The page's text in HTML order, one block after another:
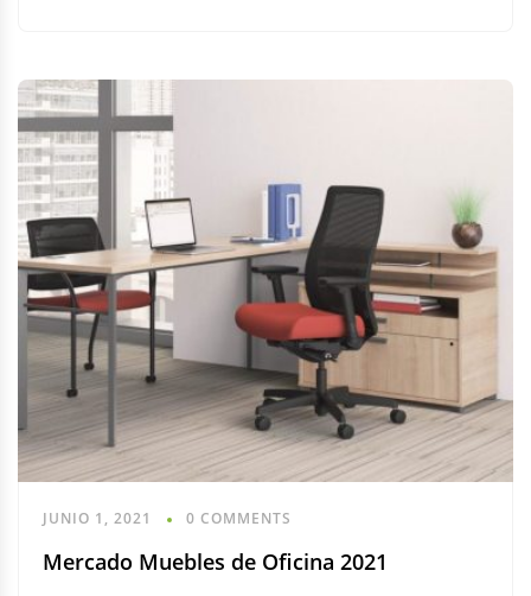
JUNIO 1, 2021 0 COMMENTS
Mercado Muebles de Oficina 2021